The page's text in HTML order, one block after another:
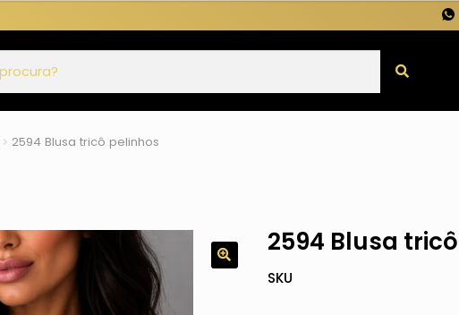
2594 Blusa tricô pelinhos
2594 Blusa
SKU